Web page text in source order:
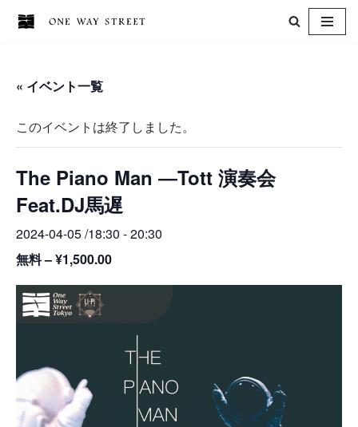
テ
ツ
へ
ス
キ
ッ
プ
« イベント一覧
このイベントは終了しました。
The Piano Man ―Tott 演奏会
Feat.DJ馬遅
2024-04-05 /18:30 -20:30
無料 – ¥1,500.00